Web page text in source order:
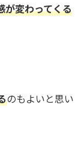
が変わってくる
のもよいと思い